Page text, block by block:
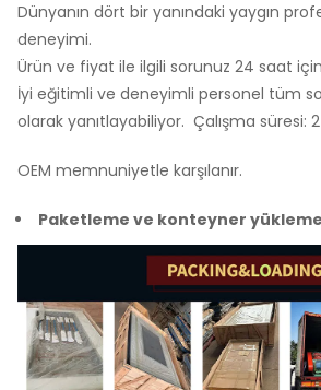
Dünyanın dört bir yanındaki yaygın
deneyimi.
Ürün ve fiyat ile ilgili sorunuz 24 saat
İyi eğitimli ve deneyimli personel tüm
olarak yanıtlayabiliyor. Çalışma süresi:
OEM memnuniyetle karşılanır.
Paketleme ve konteyner